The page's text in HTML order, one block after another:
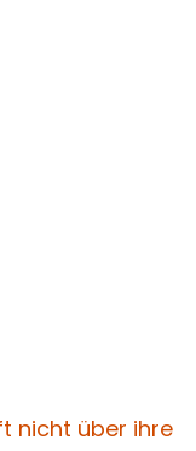
nicht über ihre